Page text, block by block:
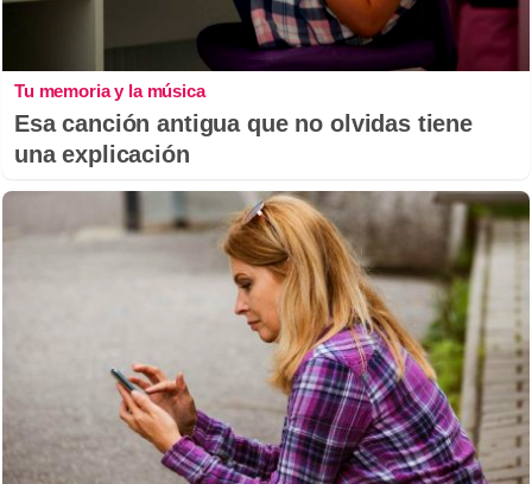
Tu memoria y la música
Esa canción antigua que no olvidas tiene
una explicación